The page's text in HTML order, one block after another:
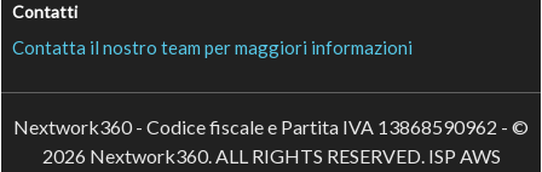
Contatti
Contatta il nostro team per maggiori informazioni
Nextwork360 - Codice fiscale e Partita IVA 13868590962 - ©
2026 Nextwork360. ALL RIGHTS RESERVED. ISP AWS